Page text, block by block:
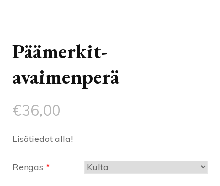
Päämerkit-
avaimenperä
€36,00
Lisätiedot alla!
Rengas *